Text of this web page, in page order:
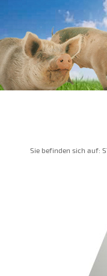
Sie befinden sich auf: